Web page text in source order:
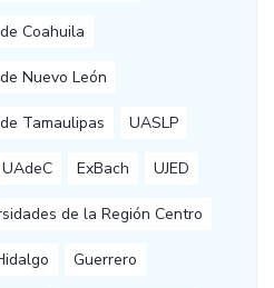
Coahuila
Nuevo León
Tamaulipas UASLP
UAdeC ExBach UJED
de la Región Centro
Guerrero